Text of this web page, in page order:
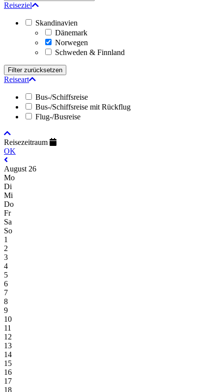
Reiseziel
Skandinavien
Dänemark
Norwegen
Schweden & Finnland
Reiseart
Bus-/Schiffsreise
Bus-/Schiffsreise mit Rückflug
Flug-/Busreise
Reisezeitraum
OK
August 26
Mo
Di
Mi
Do
Fr
Sa
So
1
2
3
4
5
6
7
8
9
10
11
12
13
14
15
16
17
18